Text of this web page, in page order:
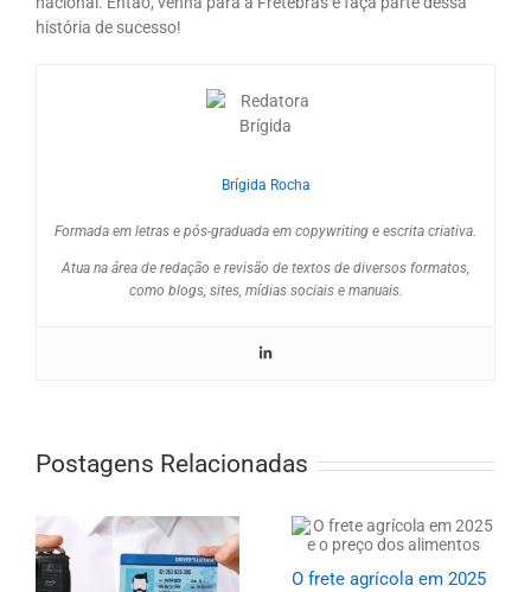
história de sucesso!
Brígida Rocha
Formada em letras e pós-graduada em copywriting e escrita criativa.
Atua na área de redação e revisão de textos de diversos formatos,
como blogs, sites, mídias sociais e manuais.
Postagens Relacionadas
O frete agrícola em 2025